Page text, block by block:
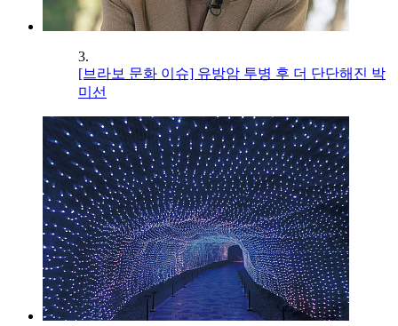
3.
[브라보 문화 이슈] 유방암 투병 후 더 단단해진 박
미선